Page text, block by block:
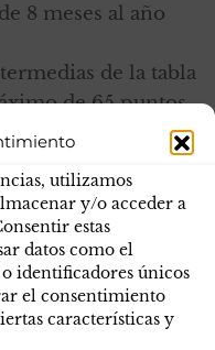
utilizamos
y/o acceder a
estas
datos como el
identificadores únicos
el consentimiento
características y
8 meses al año
de la tabla
de 65 puntos.
por parte del
nuestra
a pesar de las
del
de Cabo como
reconocimiento
ni funcional (pues